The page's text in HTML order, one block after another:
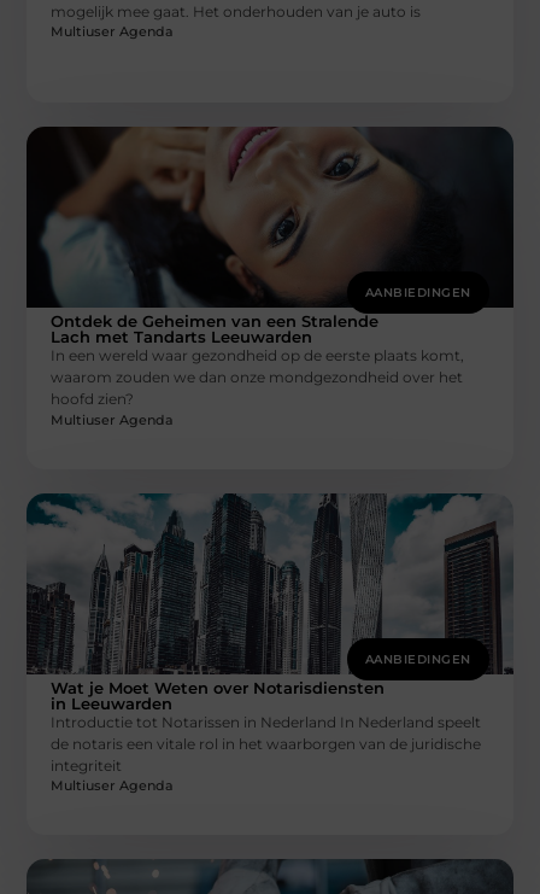
mogelijk mee gaat. Het onderhouden van je auto is
Multiuser Agenda
AANBIEDINGEN
Ontdek de Geheimen van een Stralende
Lach met Tandarts Leeuwarden
In een wereld waar gezondheid op de eerste plaats komt,
waarom zouden we dan onze mondgezondheid over het
hoofd zien?
Multiuser Agenda
AANBIEDINGEN
Wat je Moet Weten over Notarisdiensten
in Leeuwarden
Introductie tot Notarissen in Nederland In Nederland speelt
de notaris een vitale rol in het waarborgen van de juridische
integriteit
Multiuser Agenda